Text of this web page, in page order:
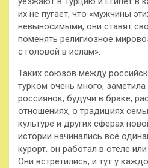
их не пугает, что «мужчины
невыносимыми, они ставят
поменять религиозное
с головой в ислам».
Таких союзов между
турком очень много,
россиянок, будучи в браке,
отношениях, о традициях
культуре и других сферах
истории начинались все
курорт, он работал в отеле
Они встретились, и тут у